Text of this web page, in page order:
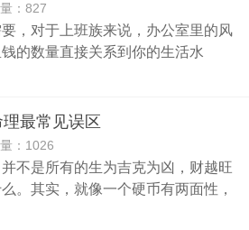
：827
，对于上班族来说，办公室里的风
的数量直接关系到你的生活水
最常见误区
：1026
不是所有的生为吉克为凶，财越旺
。其实，就像一个硬币有两面性，